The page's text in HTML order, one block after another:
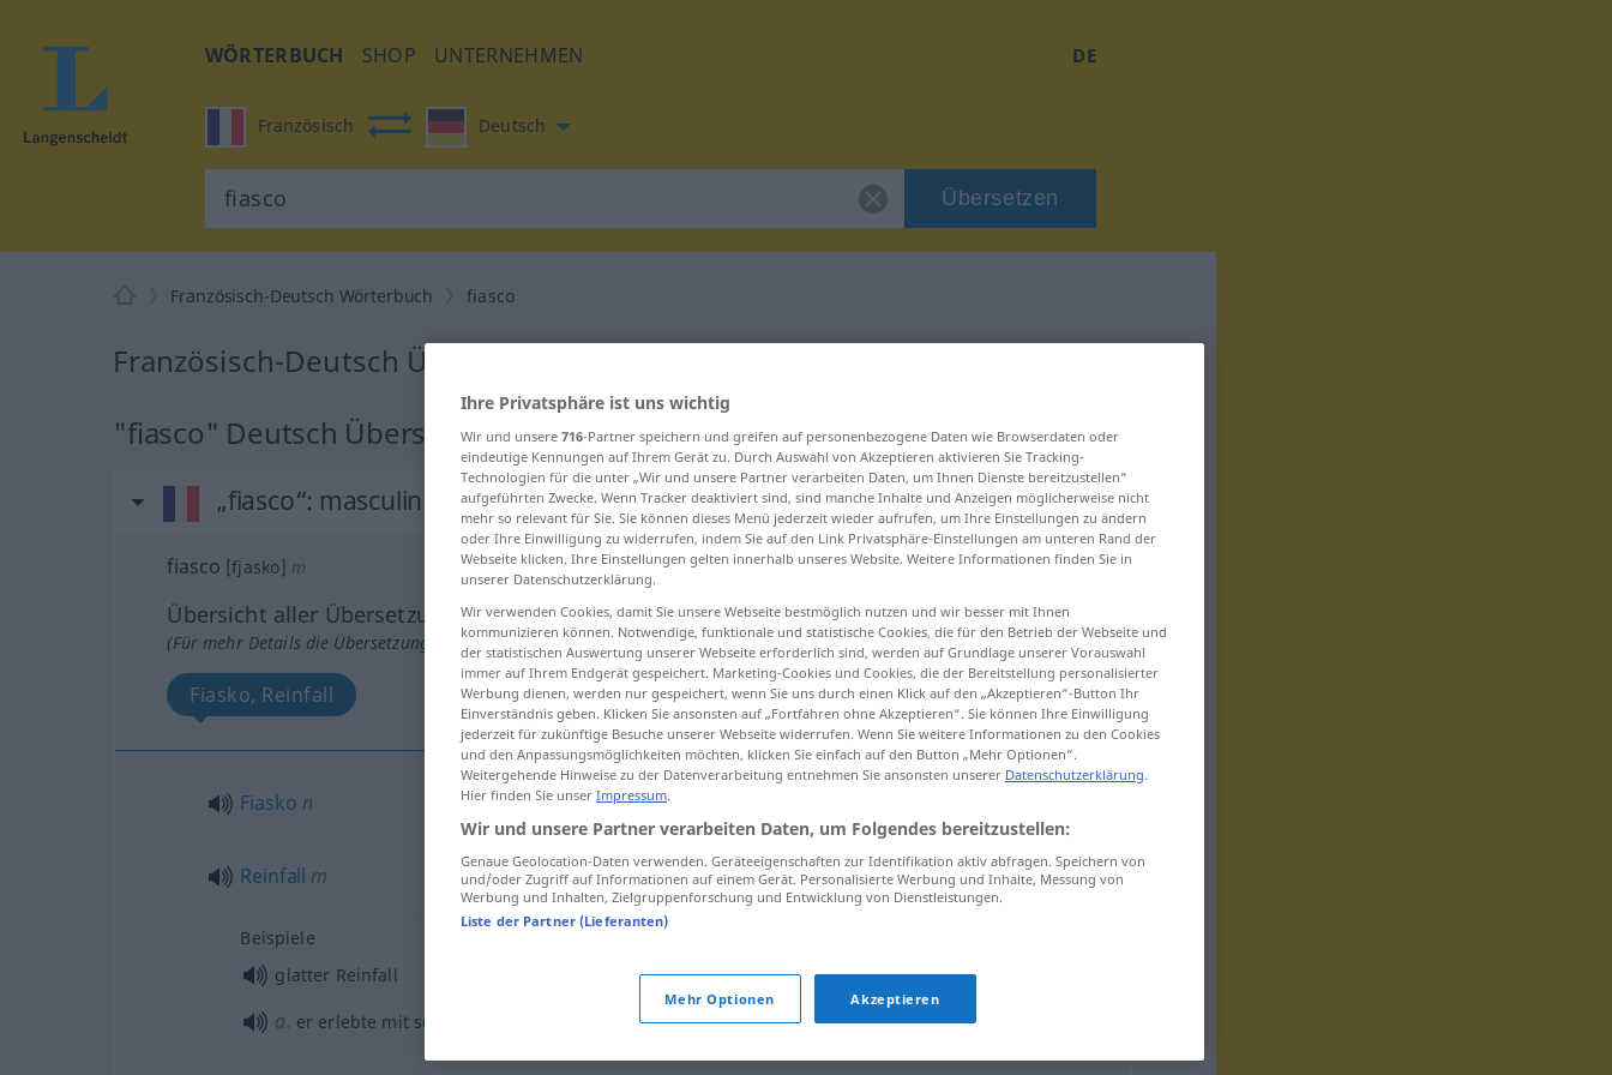
WÖRTERBUCH SHOP UNTERNEHMEN DE
Französisch Deutsch
Übersetzen
Französisch-Deutsch Wörterbuch fiasco
Französisch-Deutsch Übersetzung für "fiasco"
"fiasco" Deutsch Übersetzung
„fiasco“: masculin
fiasco [fjasko] m
Übersicht aller Übersetzungen
(Für mehr Details die Übersetzung anklicken/antippen)
Fiasko, Reinfall
Fiasko n
Reinfall m fiasco FAM
Beispiele
glatter Reinfall
fiascocomplet FAM
a. er erlebte mit seinem sapièce été unfiasco
Ihre Privatsphäre ist uns wichtig
Wir und unsere 716-Partner speichern und greifen auf personenbezogene Daten wie Browserdaten oder
eindeutige Kennungen auf Ihrem Gerät zu. Durch Auswahl von Akzeptieren aktivieren Sie Tracking-
Technologien für die unter „Wir und unsere Partner verarbeiten Daten, um Ihnen Dienste bereitzustellen“
aufgeführten Zwecke. Wenn Tracker deaktiviert sind, sind manche Inhalte und Anzeigen möglicherweise nicht
mehr so relevant für Sie. Sie können dieses Menü jederzeit wieder aufrufen, um Ihre Einstellungen zu ändern
oder Ihre Einwilligung zu widerrufen, indem Sie auf den Link Privatsphäre-Einstellungen am unteren Rand der
Webseite klicken. Ihre Einstellungen gelten innerhalb unseres Website. Weitere Informationen finden Sie in
unserer Datenschutzerklärung.
Wir verwenden Cookies, damit Sie unsere Webseite bestmöglich nutzen und wir besser mit Ihnen
kommunizieren können. Notwendige, funktionale und statistische Cookies, die für den Betrieb der Webseite und
der statistischen Auswertung unserer Webseite erforderlich sind, werden auf Grundlage unserer Vorauswahl
immer auf Ihrem Endgerät gespeichert. Marketing-Cookies und Cookies, die der Bereitstellung personalisierter
Werbung dienen, werden nur gespeichert, wenn Sie uns durch einen Klick auf den „Akzeptieren“-Button Ihr
Einverständnis geben. Klicken Sie ansonsten auf „Fortfahren ohne Akzeptieren“. Sie können Ihre Einwilligung
jederzeit für zukünftige Besuche unserer Webseite widerrufen. Wenn Sie weitere Informationen zu den Cookies
und den Anpassungsmöglichkeiten möchten, klicken Sie einfach auf den Button „Mehr Optionen“.
Weitergehende Hinweise zu der Datenverarbeitung entnehmen Sie ansonsten unserer Datenschutzerklärung.
Hier finden Sie unser Impressum.
Wir und unsere Partner verarbeiten Daten, um Folgendes bereitzustellen:
Genaue Geolocation-Daten verwenden. Geräteeigenschaften zur Identifikation aktiv abfragen. Speichern von
und/oder Zugriff auf Informationen auf einem Gerät. Personalisierte Werbung und Inhalte, Messung von
Werbung und Inhalten, Zielgruppenforschung und Entwicklung von Dienstleistungen.
Liste der Partner (Lieferanten)
Mehr Optionen Akzeptieren